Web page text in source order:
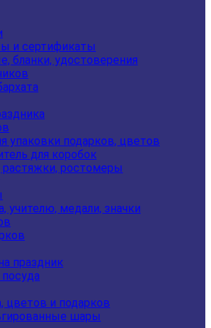
и сертификаты
бланки, удостоверения
упаковки подарков, цветов
для коробок
растяжки, ростомеры
учителю, медали, значки
праздник
цветов и подарков
шары